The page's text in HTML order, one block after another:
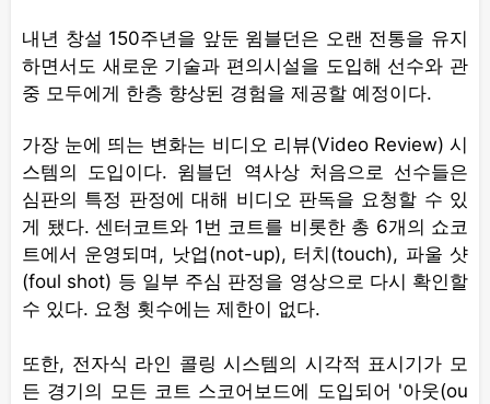
내년 창설 150주년을 앞둔 윔블던은 오랜 전통을 유지
하면서도 새로운 기술과 편의시설을 도입해 선수와 관
중 모두에게 한층 향상된 경험을 제공할 예정이다.
가장 눈에 띄는 변화는 비디오 리뷰(Video Review) 시
스템의 도입이다. 윔블던 역사상 처음으로 선수들은
심판의 특정 판정에 대해 비디오 판독을 요청할 수 있
게 됐다. 센터코트와 1번 코트를 비롯한 총 6개의 쇼코
트에서 운영되며, 낫업(not-up), 터치(touch), 파울 샷
(foul shot) 등 일부 주심 판정을 영상으로 다시 확인할
수 있다. 요청 횟수에는 제한이 없다.
또한, 전자식 라인 콜링 시스템의 시각적 표시기가 모
든 경기의 모든 코트 스코어보드에 도입되어 '아웃(ou